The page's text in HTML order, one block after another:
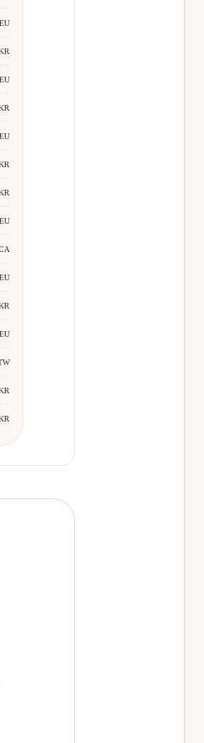
EU
EU
EU
EU
EU
EU